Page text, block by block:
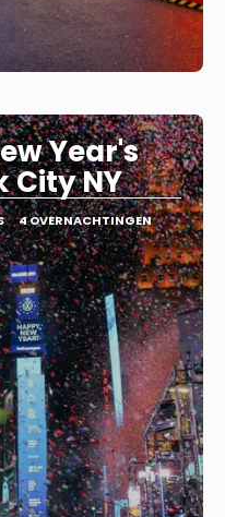
Year's
City NY
4 OVERNACHTINGEN